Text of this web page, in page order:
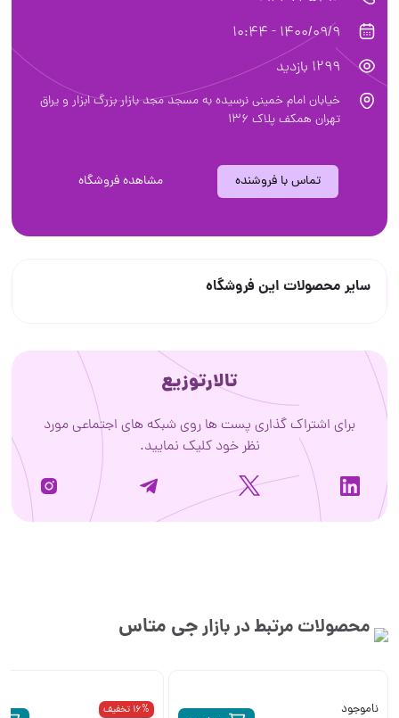
1400/09/9 - 10:44
1299 بازدید
خیابان امام خمینی نرسیده به مسجد مجد بازار بزرگ ابزار و یراق
تهران همکف پلاک ۱۳۶
تماس با فروشنده مشاهده فروشگاه
سایر محصولات این فروشگاه
تالارتوزیع
برای اشتراک گذاری پست ها روی شبکه های اجتماعی مورد
نظر خود کلیک نمایید.
محصولات مرتبط در بازارجی متاس
ناموجود 16% تخفیف